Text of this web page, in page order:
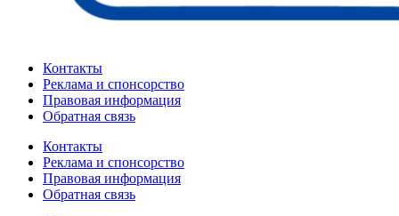
Контакты
Реклама и спонсорство
Правовая информация
Обратная связь
Контакты
Реклама и спонсорство
Правовая информация
Обратная связь